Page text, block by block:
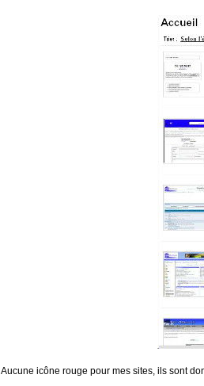
Aucune icône rouge pour mes sites, ils sont